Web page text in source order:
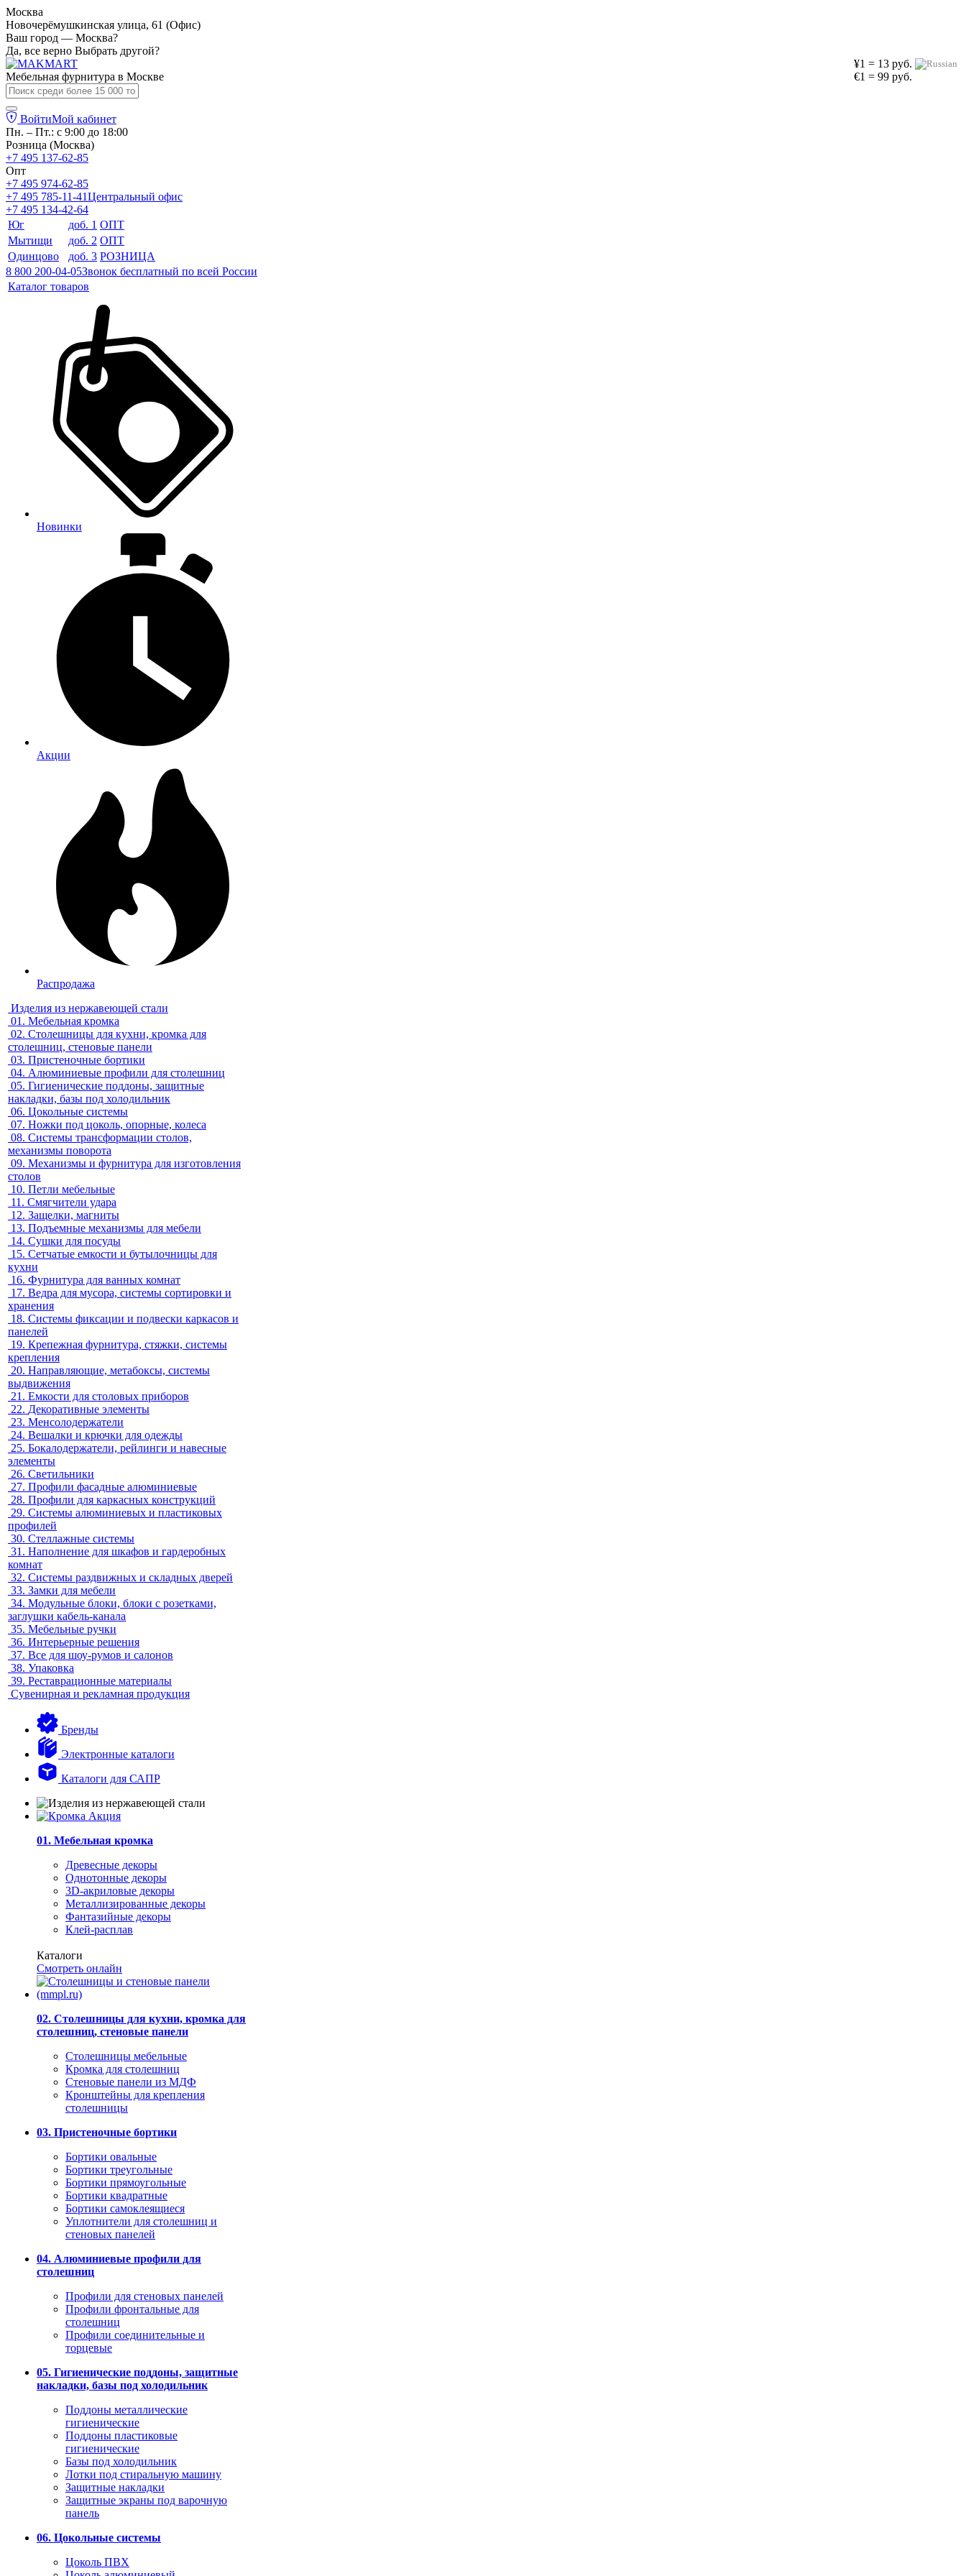
Москва
Новочерёмушкинская улица, 61 (Офис)
Ваш город — Москва?
Да, все верно Выбрать другой?
¥1 = 13 руб.
€1 = 99 руб.
Мебельная фурнитура в Москве
ВойтиМой кабинет
Пн. – Пт.: с 9:00 до 18:00
Розница (Москва)
+7 495 137-62-85
Опт
+7 495 974-62-85
+7 495 785-11-41Центральный офис
+7 495 134-42-64
Юг
доб. 1 ОПТ
Мытищи
доб. 2 ОПТ
Одинцово
доб. 3 РОЗНИЦА
8 800 200-04-05Звонок бесплатный по всей России
Каталог товаров
Новинки
Акции
Распродажа
Изделия из нержавеющей стали
01. Мебельная кромка
02. Столешницы для кухни, кромка для
столешниц, стеновые панели
03. Пристеночные бортики
04. Алюминиевые профили для столешниц
05. Гигиенические поддоны, защитные
накладки, базы под холодильник
06. Цокольные системы
07. Ножки под цоколь, опорные, колеса
08. Системы трансформации столов,
механизмы поворота
09. Механизмы и фурнитура для изготовления
столов
10. Петли мебельные
11. Смягчители удара
12. Защелки, магниты
13. Подъемные механизмы для мебели
14. Сушки для посуды
15. Сетчатые емкости и бутылочницы для
кухни
16. Фурнитура для ванных комнат
17. Ведра для мусора, системы сортировки и
хранения
18. Системы фиксации и подвески каркасов и
панелей
19. Крепежная фурнитура, стяжки, системы
крепления
20. Направляющие, метабоксы, системы
выдвижения
21. Емкости для столовых приборов
22. Декоративные элементы
23. Менсолодержатели
24. Вешалки и крючки для одежды
25. Бокалодержатели, рейлинги и навесные
элементы
26. Светильники
27. Профили фасадные алюминиевые
28. Профили для каркасных конструкций
29. Системы алюминиевых и пластиковых
профилей
30. Стеллажные системы
31. Наполнение для шкафов и гардеробных
комнат
32. Системы раздвижных и складных дверей
33. Замки для мебели
34. Модульные блоки, блоки с розетками,
заглушки кабель-канала
35. Мебельные ручки
36. Интерьерные решения
37. Все для шоу-румов и салонов
38. Упаковка
39. Реставрационные материалы
Сувенирная и рекламная продукция
Бренды
Электронные каталоги
Каталоги для САПР
01. Мебельная кромка
Древесные декоры
Однотонные декоры
3D-акриловые декоры
Металлизированные декоры
Фантазийные декоры
Клей-расплав
Каталоги
Смотреть онлайн
02. Столешницы для кухни, кромка для
столешниц, стеновые панели
Столешницы мебельные
Кромка для столешниц
Стеновые панели из МДФ
Кронштейны для крепления
столешницы
03. Пристеночные бортики
Бортики овальные
Бортики треугольные
Бортики прямоугольные
Бортики квадратные
Бортики самоклеящиеся
Уплотнители для столешниц и
стеновых панелей
04. Алюминиевые профили для
столешниц
Профили для стеновых панелей
Профили фронтальные для
столешниц
Профили соединительные и
торцевые
05. Гигиенические поддоны, защитные
накладки, базы под холодильник
Поддоны металлические
гигиенические
Поддоны пластиковые
гигиенические
Базы под холодильник
Лотки под стиральную машину
Защитные накладки
Защитные экраны под варочную
панель
06. Цокольные системы
Цоколь ПВХ